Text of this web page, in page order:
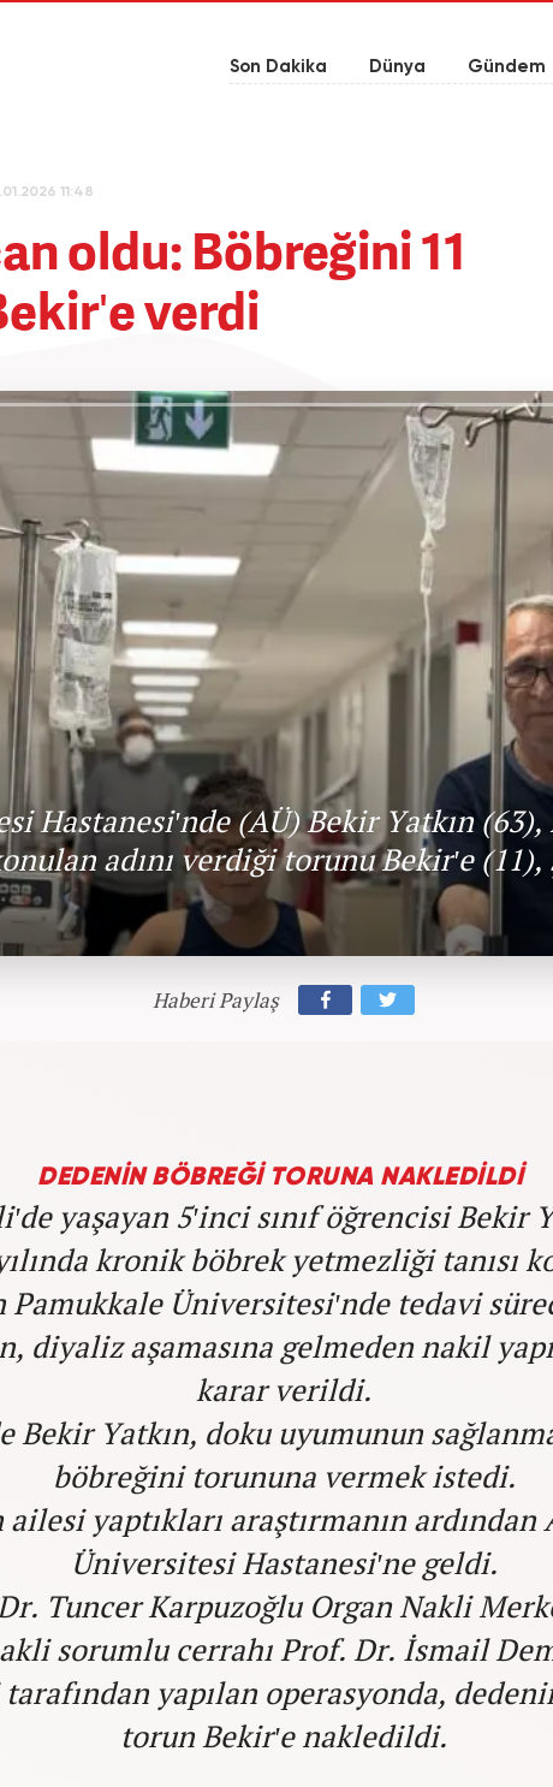
Son Dakika Dünya Gündem
11:48
oldu: Böbreğini 11
verdi
Hastanesi'nde (AÜ) Bekir Yatkın
adını verdiği torunu Bekir'e
Haberi Paylaş
DEDENİN BÖBREĞİ TORUNA NAKLEDİLDİ
yaşayan 5'inci sınıf öğrencisi Bekir
kronik böbrek yetmezliği tanısı
Pamukkale Üniversitesi'nde tedavi
diyaliz aşamasına gelmeden nakil
karar verildi.
Bekir Yatkın, doku uyumunun
böbreğini torununa vermek istedi.
ailesi yaptıkları araştırmanın ardından
Üniversitesi Hastanesi'ne geldi.
Tuncer Karpuzoğlu Organ Nakli
sorumlu cerrahı Prof. Dr. İsmail
yapılan operasyonda,
torun Bekir'e nakledildi.